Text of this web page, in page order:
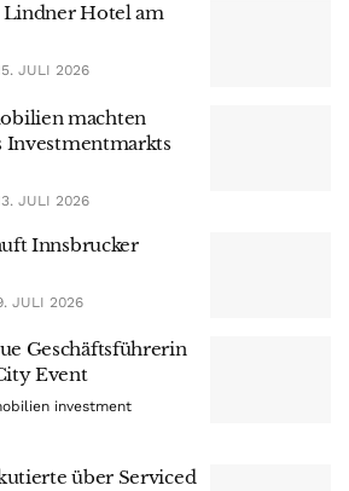
Hotel am
JULI 2026
machten
Investmentmarkts
JULI 2026
Innsbrucker
JULI 2026
Geschäftsführerin
Event
investment
über Serviced